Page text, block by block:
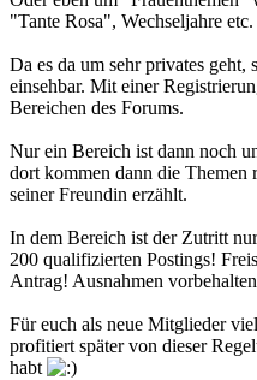
"Tante Rosa", Wechseljahre etc.
Da es da um sehr privates
einsehbar. Mit einer
Bereichen des Forums.
Nur ein Bereich ist dann noch
dort kommen dann die Themen
seiner Freundin erzählt.
In dem Bereich ist der Zutritt
200 qualifizierten Postings!
Antrag! Ausnahmen
Für euch als neue Mitglieder
profitiert später von dieser
habt